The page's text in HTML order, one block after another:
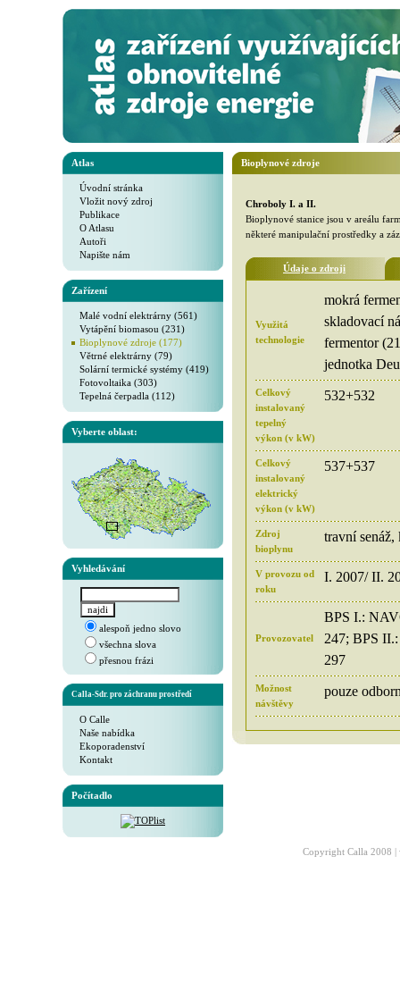
Atlas
Úvodní stránka
Vložit nový zdroj
Publikace
O Atlasu
Autoři
Napište nám
Zařízení
Malé vodní elektrárny (561)
Vytápění biomasou (231)
Bioplynové zdroje (177)
Větrné elektrárny (79)
Solární termické systémy (419)
Fotovoltaika (303)
Tepelná čerpadla (112)
Vyberte oblast:
Vyhledávání
alespoň jedno slovo
všechna slova
přesnou frázi
Calla-Sdr. pro záchranu prostředí
O Calle
Naše nabídka
Ekoporadenství
Kontakt
Počítadlo
Bioplynové zdroje
Chroboly I. a II.
Bioplynové stanice jsou v areálu
některé manipulační prostředky a
Údaje o zdroji
Využitá
technologie
mokrá
skladovací
fermentor
jednotka
Celkový
instalovaný
tepelný
výkon (v kW)
532+532
Celkový
instalovaný
elektrický
výkon (v kW)
537+537
Zdroj
bioplynu
travní
V provozu od
roku
I. 2007/ II.
Provozovatel
BPS I.:
247; BPS
297
Možnost
návštěvy
pouze
Copyright Calla 2008 |